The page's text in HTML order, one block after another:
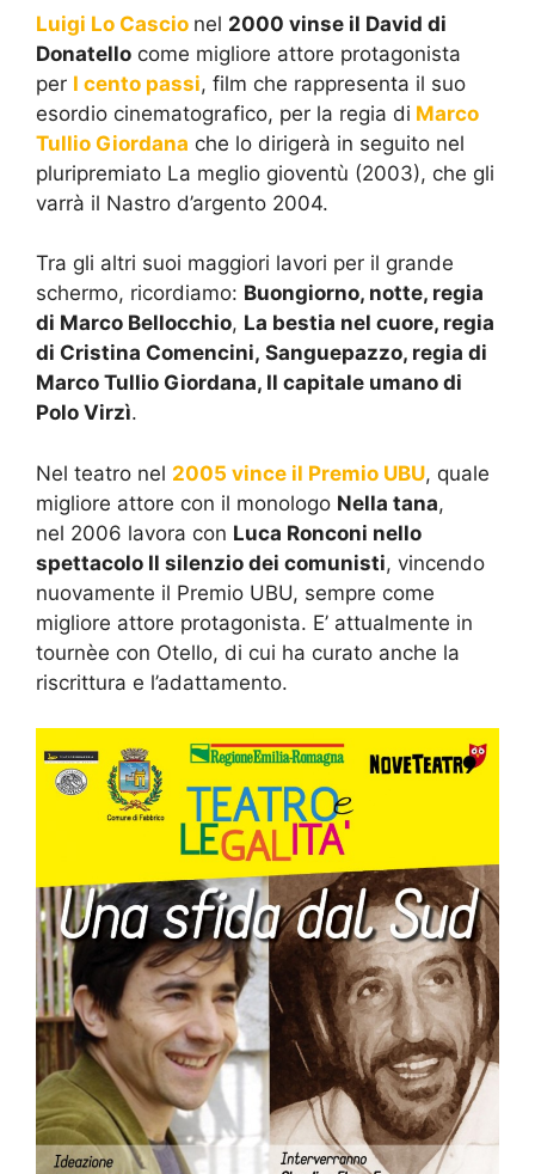
Luigi Lo Cascio nel 2000 vinse il David di
Donatello come migliore attore protagonista
per I cento passi, film che rappresenta il suo
esordio cinematografico, per la regia di Marco
Tullio Giordana che lo dirigerà in seguito nel
pluripremiato La meglio gioventù (2003), che gli
varrà il Nastro d’argento 2004.
Tra gli altri suoi maggiori lavori per il grande
schermo, ricordiamo: Buongiorno, notte, regia
di Marco Bellocchio, La bestia nel cuore, regia
di Cristina Comencini, Sanguepazzo, regia di
Marco Tullio Giordana, Il capitale umano di
Polo Virzì.
Nel teatro nel 2005 vince il Premio UBU, quale
migliore attore con il monologo Nella tana,
nel 2006 lavora con Luca Ronconi nello
spettacolo Il silenzio dei comunisti, vincendo
nuovamente il Premio UBU, sempre come
migliore attore protagonista. E’ attualmente in
tournèe con Otello, di cui ha curato anche la
riscrittura e l’adattamento.